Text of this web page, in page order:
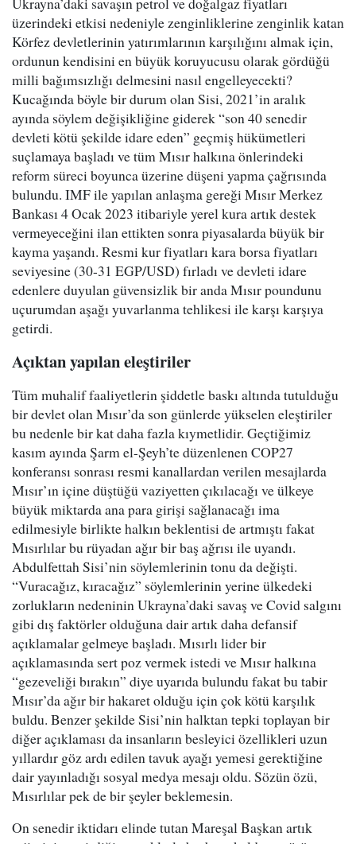
üzerindeki etkisi nedeniyle zenginliklerine zenginlik katan
Körfez devletlerinin yatırımlarının karşılığını almak için,
ordunun kendisini en büyük koruyucusu olarak gördüğü
milli bağımsızlığı delmesini nasıl engelleyecekti?
Kucağında böyle bir durum olan Sisi, 2021’in aralık
ayında söylem değişikliğine giderek “son 40 senedir
devleti kötü şekilde idare eden” geçmiş hükümetleri
suçlamaya başladı ve tüm Mısır halkına önlerindeki
reform süreci boyunca üzerine düşeni yapma çağrısında
bulundu. IMF ile yapılan anlaşma gereği Mısır Merkez
Bankası 4 Ocak 2023 itibariyle yerel kura artık destek
vermeyeceğini ilan ettikten sonra piyasalarda büyük bir
kayma yaşandı. Resmi kur fiyatları kara borsa fiyatları
seviyesine (30-31 EGP/USD) fırladı ve devleti idare
edenlere duyulan güvensizlik bir anda Mısır poundunu
uçurumdan aşağı yuvarlanma tehlikesi ile karşı karşıya
getirdi.
Açıktan yapılan eleştiriler
Tüm muhalif faaliyetlerin şiddetle baskı altında tutulduğu
bir devlet olan Mısır’da son günlerde yükselen eleştiriler
bu nedenle bir kat daha fazla kıymetlidir. Geçtiğimiz
kasım ayında Şarm el-Şeyh’te düzenlenen COP27
konferansı sonrası resmi kanallardan verilen mesajlarda
Mısır’ın içine düştüğü vaziyetten çıkılacağı ve ülkeye
büyük miktarda ana para girişi sağlanacağı ima
edilmesiyle birlikte halkın beklentisi de artmıştı fakat
Mısırlılar bu rüyadan ağır bir baş ağrısı ile uyandı.
Abdulfettah Sisi’nin söylemlerinin tonu da değişti.
“Vuracağız, kıracağız” söylemlerinin yerine ülkedeki
zorlukların nedeninin Ukrayna’daki savaş ve Covid salgını
gibi dış faktörler olduğuna dair artık daha defansif
açıklamalar gelmeye başladı. Mısırlı lider bir
açıklamasında sert poz vermek istedi ve Mısır halkına
“gezeveliği bırakın” diye uyarıda bulundu fakat bu tabir
Mısır’da ağır bir hakaret olduğu için çok kötü karşılık
buldu. Benzer şekilde Sisi’nin halktan tepki toplayan bir
diğer açıklaması da insanların besleyici özellikleri uzun
yıllardır göz ardı edilen tavuk ayağı yemesi gerektiğine
dair yayınladığı sosyal medya mesajı oldu. Sözün özü,
Mısırlılar pek de bir şeyler beklemesin.
On senedir iktidarı elinde tutan Mareşal Başkan artık